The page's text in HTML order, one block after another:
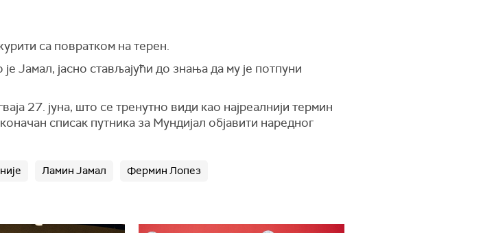
са повратком на терен.
Јамал, јасно стављајући до знања да му је потпуни
27. јуна, што се тренутно види као најреалнији термин
списак путника за Мундијал објавити наредног
Ламин Јамал Фермин Лопез